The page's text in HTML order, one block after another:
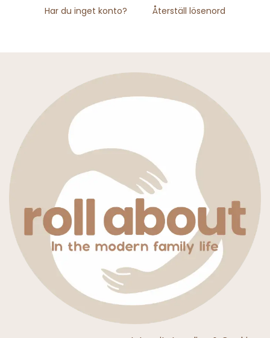
Har du inget konto? Återställ lösenord